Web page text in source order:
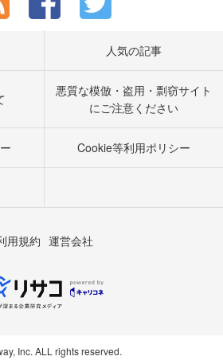
人気の記事
悪質な模倣・盗用・剽窃サイト
にご注意ください
Cookie等利用ポリシー
用規約 運営会社
Inc. ALL rights reserved.